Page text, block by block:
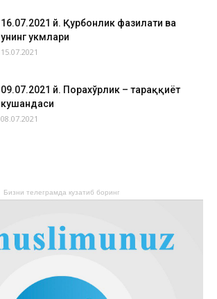
16.07.2021 й. Қурбонлик фазилати ва
унинг ҳукмлари
15.07.2021
09.07.2021 й. Порахўрлик – тараққиёт
кушандаси
08.07.2021
Бизни телеграмда кузатиб боринг